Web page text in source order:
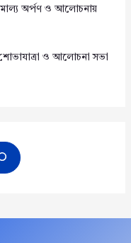
অর্পণ ও আলোচনায়
শোভাযাত্রা ও আলোচনা সভা